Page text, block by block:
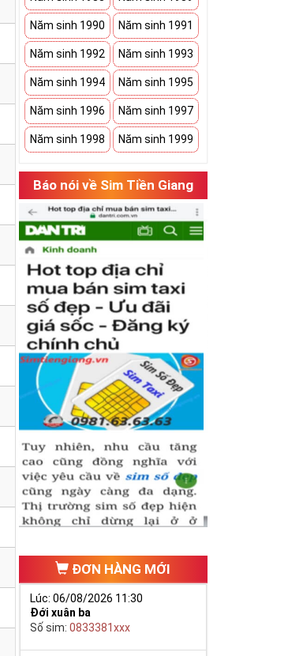
Năm sinh 1990 Năm sinh 1991
Năm sinh 1992 Năm sinh 1993
Năm sinh 1994 Năm sinh 1995
Năm sinh 1996 Năm sinh 1997
Năm sinh 1998 Năm sinh 1999
Báo nói về Sim Tiền Giang
ĐƠN HÀNG MỚI
Lúc: 06/08/2026 11:30
Đới xuân ba
Số sim:0833381xxx